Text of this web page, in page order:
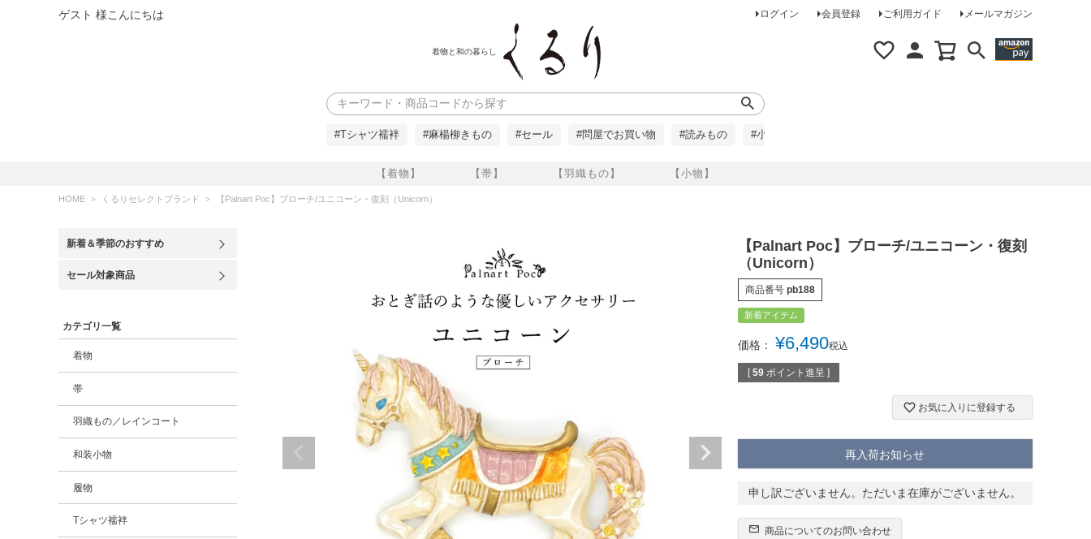
ゲスト 様こんにちは ログイン 会員登録 ご利用ガイド メールマガジン
着物と和の暮らし
【着物】 【帯】 【羽織もの】 【小物】
検索
#Tシャツ襦袢 #麻楊柳きもの #セール #問屋でお買い物 #読みもの #小柄な方に
HOME くるりセレクトブランド 【Palnart Poc】ブローチ/ユニコーン・復刻（Unicorn）
新着＆季節のおすすめ
セール対象商品
カテゴリ一覧
着物
帯
羽織もの／レインコート
和装小物
履物
Tシャツ襦袢
【Palnart Poc】ブローチ/ユニコーン・復刻
（Unicorn）
商品番号 pb188
新着アイテム
価格： ¥6,490税込
[ 59 ポイント進呈 ]
お気に入りに登録する
再入荷お知らせ
申し訳ございません。ただいま在庫がございません。
商品についてのお問い合わせ